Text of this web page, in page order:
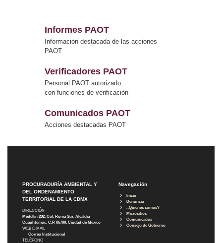
Informes PAOT
Información destacada de las acciones
PAOT
Verificadores PAOT
Personal PAOT autorizado
con funciones de verificación
Comunicados PAOT
Acciones destacadas PAOT
PROCURADURÍA AMBIENTAL Y
DEL ORDENAMIENTO
TERRITORIAL DE LA CDMX
DIRECCIÓN
Medellín 202, Col. Roma Sur, Alcaldía
Cuauhtémoc, C.P. 06700, Ciudad de México
WEB E-MAIL
Correo Institucional
TELÉFONO
Navegación
Inicio
Denuncia
¿Quiénes somos?
Micrositios
Comunicados
Consejo de Gobierno